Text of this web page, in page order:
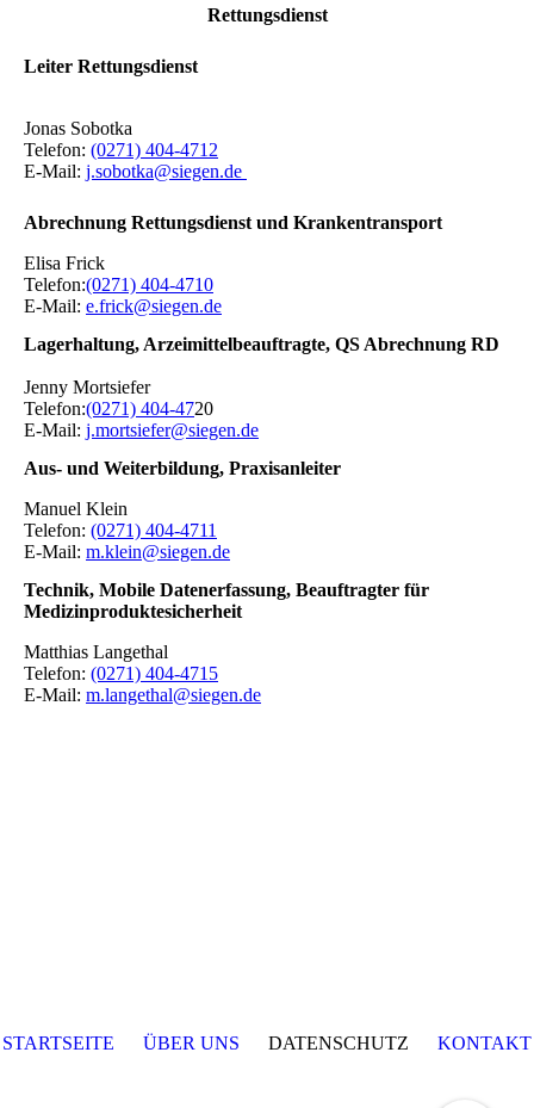
Rettungsdienst
Leiter Rettungsdienst
Jonas Sobotka
Telefon: (0271) 404-4712
E-Mail: j.sobotka@siegen.de
Abrechnung Rettungsdienst und Krankentransport
Elisa Frick
Telefon:(0271) 404‐4710
E‐Mail: e.frick@siegen.de
Lagerhaltung, Arzeimittelbeauftragte, QS Abrechnung RD
Jenny Mortsiefer
Telefon:(0271) 404‐4720
E‐Mail: j.mortsiefer@siegen.de
Aus- und Weiterbildung, Praxisanleiter
Manuel Klein
Telefon: (0271) 404-4711
E-Mail: m.klein@siegen.de
Technik, Mobile Datenerfassung, Beauftragter für
Medizinproduktesicherheit
Matthias Langethal
Telefon: (0271) 404-4715
E-Mail: m.langethal@siegen.de
STARTSEITE ÜBER UNS DATENSCHUTZ KONTAKT